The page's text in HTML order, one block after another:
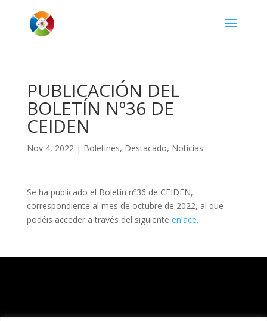
PUBLICACIÓN DEL
BOLETÍN Nº36 DE
CEIDEN
Nov 4, 2022| Boletines, Destacado, Noticias
Se ha publicado el Boletín nº36 de CEIDEN,
correspondiente al mes de octubre de 2022, al que
podéis acceder a través del siguiente enlace.